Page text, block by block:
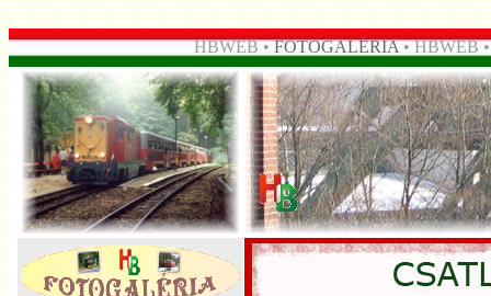
HBWEB •FOTOGALÉRIA• HBWEB